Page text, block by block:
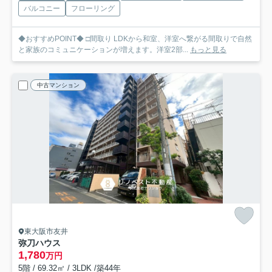
バルコニー
フローリング
◆おすすめPOINT◆ □間取り LDKから和室、洋室へ繋がる間取りで自然
と家族のコミュニケーションが増えます。洋室2部... もっと見る
中古マンション
東大阪市友井
弥刀ハウス
1,780万円
5階 / 69.32㎡ / 3LDK /築44年